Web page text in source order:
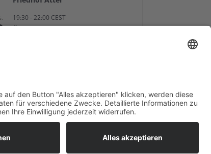
19:30 -22:00 CEST
Übungsabend der Kreisdamen